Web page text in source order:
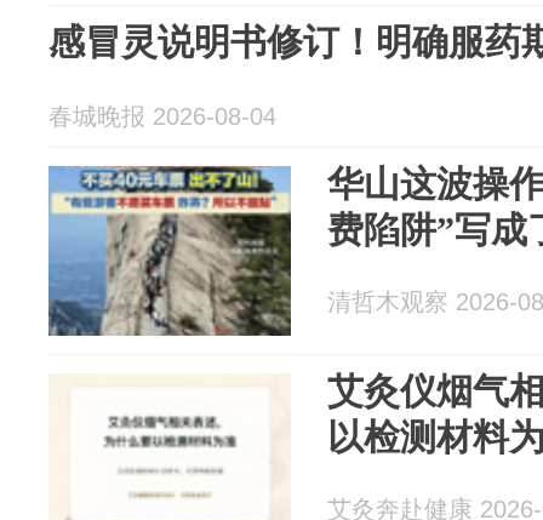
感冒灵说明书修订！明确服药
春城晚报 2026-08-04
华山这波操
费陷阱”写成
清哲木观察 2026-
艾灸仪烟气
以检测材料
艾灸奔赴健康